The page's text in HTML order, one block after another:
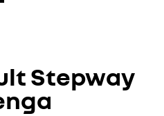
Stepway